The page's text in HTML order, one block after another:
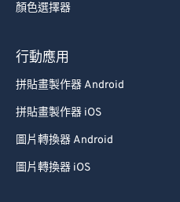
顏色選擇器
行動應用
拼貼畫製作器 Android
拼貼畫製作器 iOS
圖片轉換器 Android
圖片轉換器 iOS